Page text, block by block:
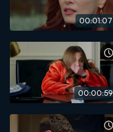
00:01:07
00:00:59